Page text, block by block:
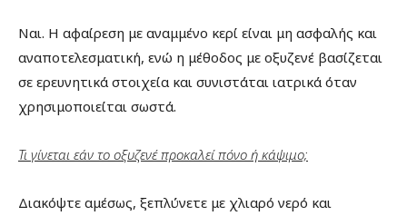
Ναι. Η αφαίρεση με αναμμένο κερί είναι μη ασφαλής και
αναποτελεσματική, ενώ η μέθοδος με οξυζενέ βασίζεται
σε ερευνητικά στοιχεία και συνιστάται ιατρικά όταν
χρησιμοποιείται σωστά.
Τι γίνεται εάν το οξυζενέ προκαλεί πόνο ή κάψιμο;
Διακόψτε αμέσως, ξεπλύνετε με χλιαρό νερό και